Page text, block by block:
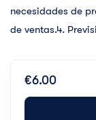
necesidades de
de ventas.4.
€6.00